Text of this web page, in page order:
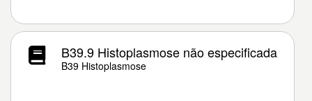
B39.9 Histoplasmose não especificada
B39 Histoplasmose